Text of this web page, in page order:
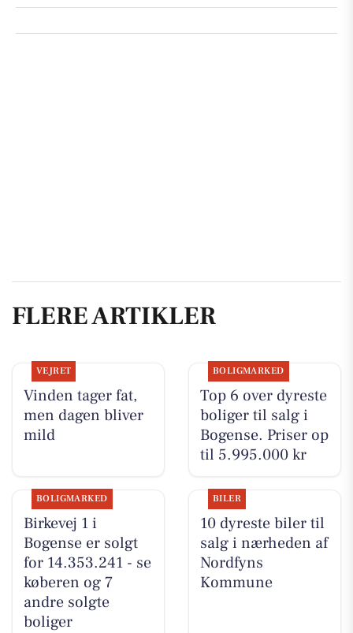
FLERE ARTIKLER
VEJRET
Vinden tager fat,
men dagen bliver
mild
BOLIGMARKED
Top 6 over dyreste
boliger til salg i
Bogense. Priser op
til 5.995.000 kr
BOLIGMARKED
Birkevej 1 i
Bogense er solgt
for 14.353.241 - se
køberen og 7
andre solgte
boliger
BILER
10 dyreste biler til
salg i nærheden af
Nordfyns
Kommune